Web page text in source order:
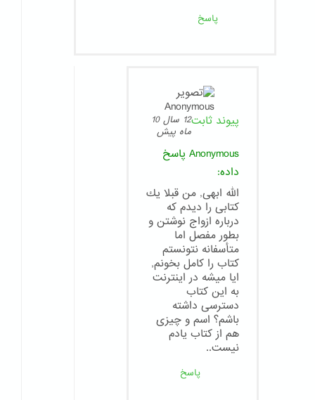
پاسخ
پیوند ثابت
12 سال 10
ماه پیش
Anonymous پاسخ
داده:
الله ابهى, من قبلا يك
كتابى را ديدم كه
درباره ازواج نوشتن و
بطور مفصل اما
متأسفانه نتونستم
كتاب را كامل بخونم,
ايا ميشه در اينترنت
به اين كتاب
دسترسى داشته
باشم؟ اسم و چيزى
هم از كتاب يادم
نيست..
پاسخ